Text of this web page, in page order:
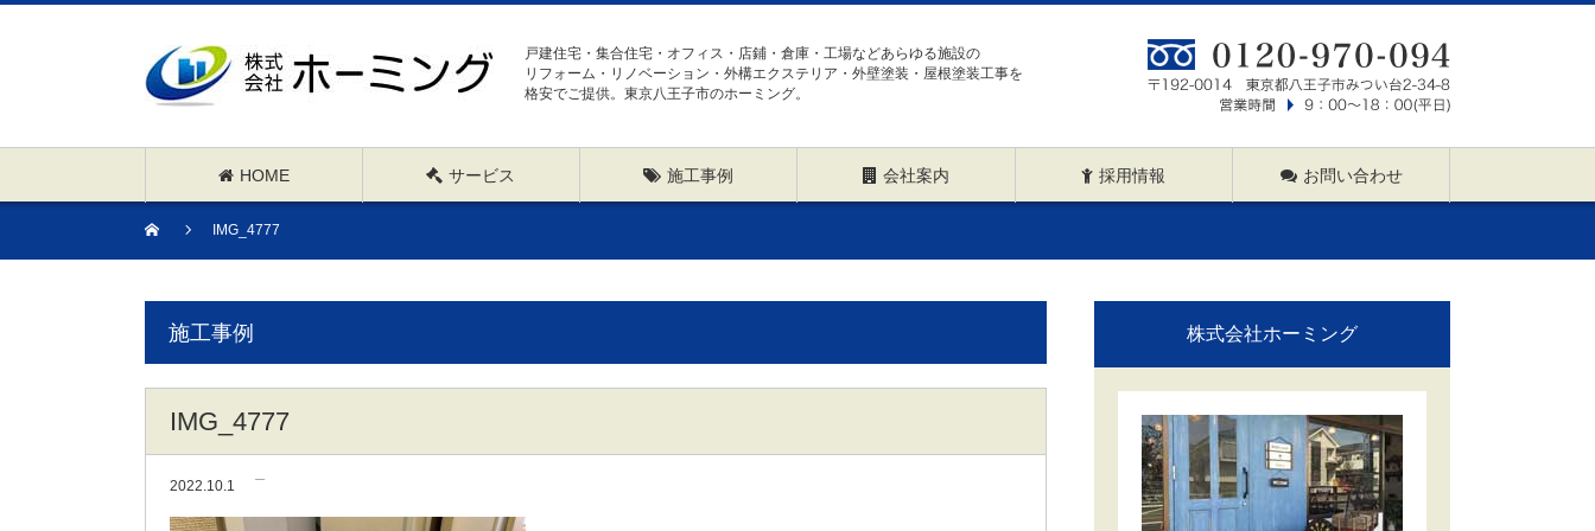
戸建住宅・集合住宅・オフィス・店鋪・倉庫・工場などあらゆる施設の
リフォーム・リノベーション・外構エクステリア・外壁塗装・屋根塗装工事を
格安でご提供。東京八王子市のホーミング。
HOME サービス 施工事例 会社案内 採用情報 お問い合わせ
IMG_4777
施工事例
IMG_4777
2022.10.1
株式会社ホーミング